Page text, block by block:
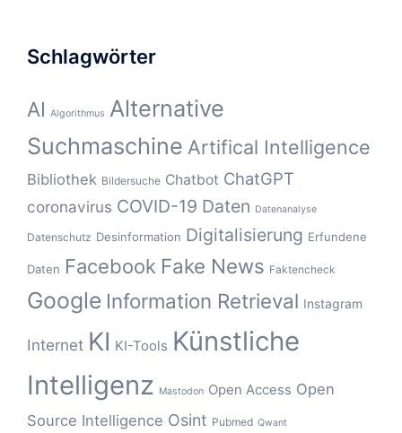
Schlagwörter
AI Algorithmus Alternative
Suchmaschine Artifical Intelligence
Bibliothek Bildersuche Chatbot ChatGPT
coronavirus COVID-19 Daten Datenanalyse
Datenschutz Desinformation Digitalisierung Erfundene
Daten Facebook Fake News Faktencheck
Google Information Retrieval Instagram
Internet KI KI-Tools Künstliche
Intelligenz Mastodon Open Access Open
Source Intelligence Osint Pubmed Qwant